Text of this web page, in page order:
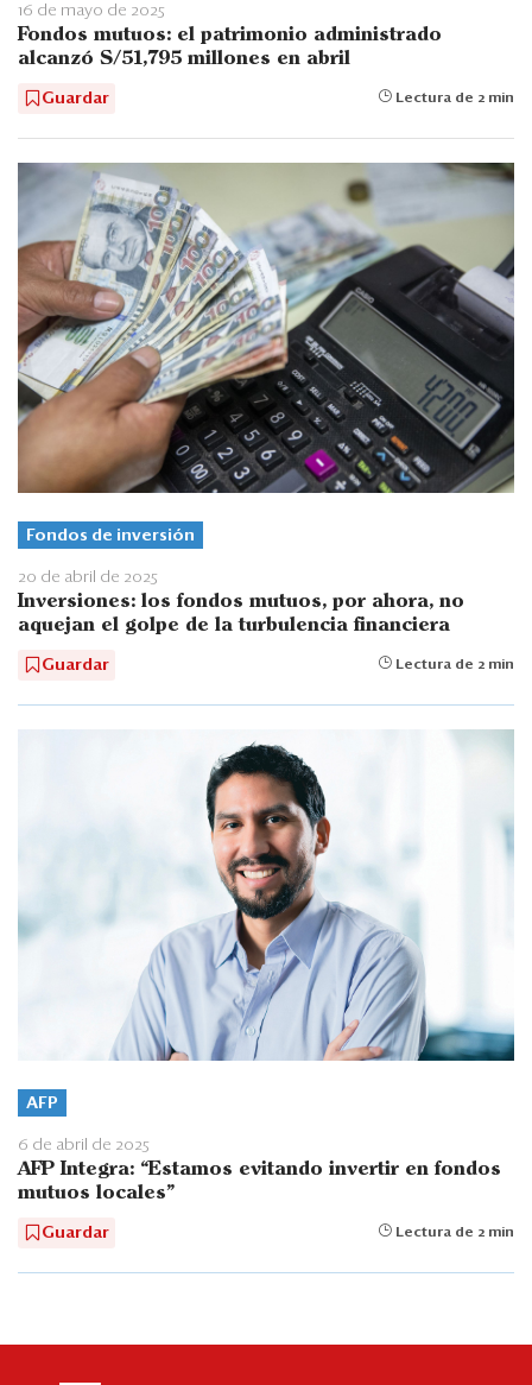
16 de mayo de 2025
Fondos mutuos: el patrimonio administrado
alcanzó S/51,795 millones en abril
Guardar Lectura de 2 min
Fondos de inversión
20 de abril de 2025
Inversiones: los fondos mutuos, por ahora, no
aquejan el golpe de la turbulencia financiera
Guardar Lectura de 2 min
AFP
6 de abril de 2025
AFP Integra: “Estamos evitando invertir en fondos
mutuos locales”
Guardar Lectura de 2 min